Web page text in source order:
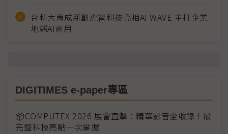
台科大育成新創虎智科技亮相AI WAVE 主打企業
地端AI商用
DIGITIMES e-paper專區
📦COMPUTEX 2026 展會直擊：精華影音全收錄！最
完整科技亮點一次掌握